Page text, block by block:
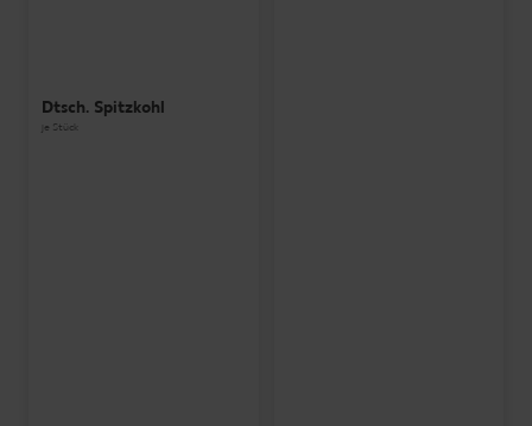
Dtsch. Spitzkohl
je Stück